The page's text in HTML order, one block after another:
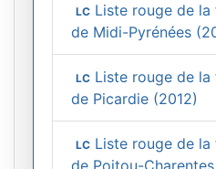
LC Liste rouge de
de Midi-Pyrénées
LC Liste rouge de
de Picardie (2012)
LC Liste rouge de